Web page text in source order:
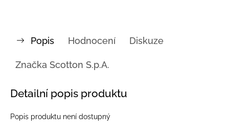
Popis Hodnocení Diskuze
Značka Scotton S.p.A.
Detailní popis produktu
Popis produktu není dostupný